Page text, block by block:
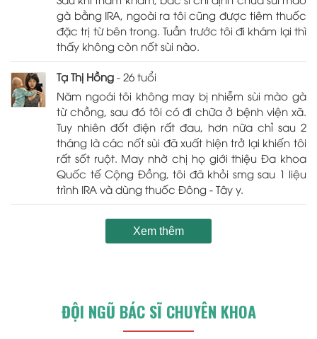
gà bằng IRA, ngoài ra tôi cũng được tiêm thuốc
đặc trị từ bên trong. Tuần trước tôi đi khám lại thì
thấy không còn nốt sùi nào.
Tạ Thị Hồng - 26 tuổi
Năm ngoái tôi không may bị nhiễm sùi mào gà
từ chồng, sau đó tôi có đi chữa ở bệnh viện xã.
Tuy nhiên đốt điện rất đau, hơn nữa chỉ sau 2
tháng là các nốt sùi đã xuất hiện trở lại khiến tôi
rất sốt ruột. May nhờ chị họ giới thiệu Đa khoa
Quốc tế Cộng Đồng, tôi đã khỏi smg sau 1 liệu
trình IRA và dùng thuốc Đông - Tây y.
Xem thêm
ĐỘI NGŨ BÁC SĨ CHUYÊN KHOA